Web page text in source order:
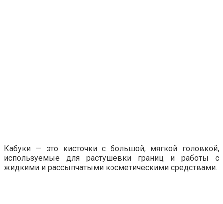
Кабуки — это кисточки с большой, мягкой головкой,
используемые для растушевки границ и работы с
жидкими и рассыпчатыми косметическими средствами.